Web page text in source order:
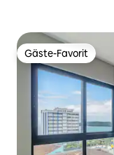
Gäste-Favorit
Gäste-Favorit